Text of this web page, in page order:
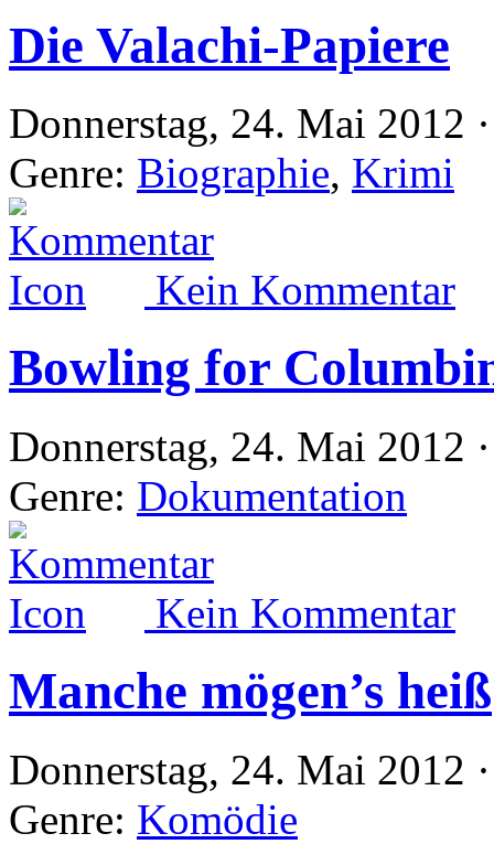
Die Valachi-Papiere
Donnerstag, 24. Mai 2012
Genre: Biographie, Krimi
Kein Kommentar
Bowling for
Donnerstag, 24. Mai 2012
Genre: Dokumentation
Kein Kommentar
Manche mögen’s heiß
Donnerstag, 24. Mai 2012
Genre: Komödie